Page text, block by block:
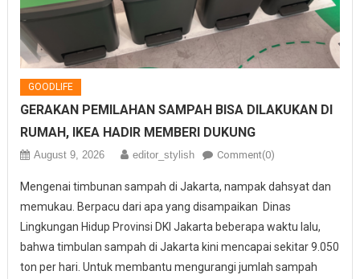
GOODLIFE
GERAKAN PEMILAHAN SAMPAH BISA DILAKUKAN DI
RUMAH, IKEA HADIR MEMBERI DUKUNG
August 9, 2026 editor_stylish Comment(0)
Mengenai timbunan sampah di Jakarta, nampak dahsyat dan
memukau. Berpacu dari apa yang disampaikan Dinas
Lingkungan Hidup Provinsi DKI Jakarta beberapa waktu lalu,
bahwa timbulan sampah di Jakarta kini mencapai sekitar 9.050
ton per hari. Untuk membantu mengurangi jumlah sampah